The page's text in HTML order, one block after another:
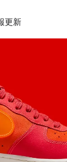
更新